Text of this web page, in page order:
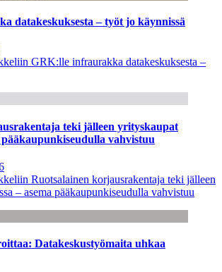
datakeskuksesta – työt jo käynnissä
GRK:lle infraurakka datakeskuksesta –
teki jälleen yrityskaupat
pääkaupunkiseudulla vahvistuu
Ruotsalainen korjausrakentaja teki jälleen
– asema pääkaupunkiseudulla vahvistuu
Datakeskustyömaita uhkaa